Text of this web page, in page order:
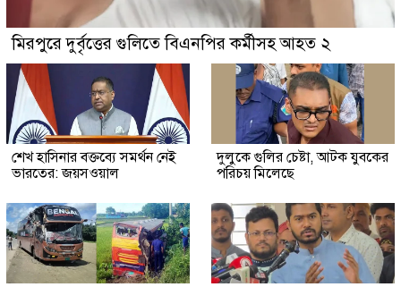
মিরপুরে দুর্বৃত্তের গুলিতে বিএনপির কর্মীসহ আহত ২
শেখ হাসিনার বক্তব্যে সমর্থন নেই
ভারতের: জয়সওয়াল
দুলুকে গুলির চেষ্টা, আটক যুবকের
পরিচয় মিলেছে